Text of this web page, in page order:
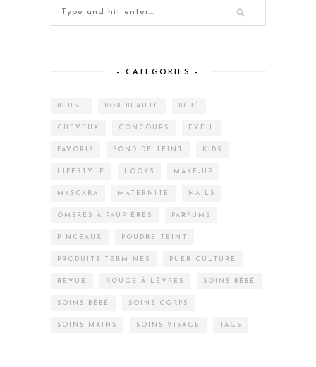
– CATEGORIES –
BLUSH BOX BEAUTÉ BÉBÉ
CHEVEUX CONCOURS EVEIL
FAVORIS FOND DE TEINT KIDS
LIFESTYLE LOOKS MAKE-UP
MASCARA MATERNITÉ NAILS
OMBRES À PAUPIÈRES PARFUMS
PINCEAUX POUDRE TEINT
PRODUITS TERMINÉS PUÉRICULTURE
REVUE ROUGE À LÈVRES SOINS BÉBÉ
SOINS BÉBÉ SOINS CORPS
SOINS MAINS SOINS VISAGE TAGS